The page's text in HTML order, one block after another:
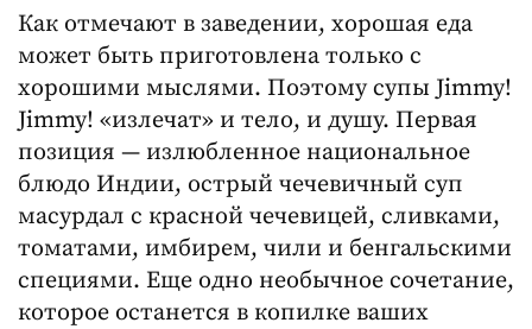
Как отмечают в заведении, хорошая еда
может быть приготовлена только с
хорошими мыслями. Поэтому супы Jimmy!
Jimmy! «излечат» и тело, и душу. Первая
позиция — излюбленное национальное
блюдо Индии, острый чечевичный суп
масурдал с красной чечевицей, сливками,
томатами, имбирем, чили и бенгальскими
специями. Еще одно необычное сочетание,
которое останется в копилке ваших